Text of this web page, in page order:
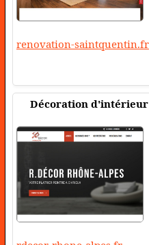
renovation-saintquentin.fr
Décoration d'intérieur